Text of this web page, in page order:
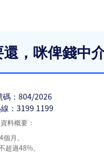
，咪俾錢中
碼：804/2026
： 3199 1199
料概要：
月。
超過48%。